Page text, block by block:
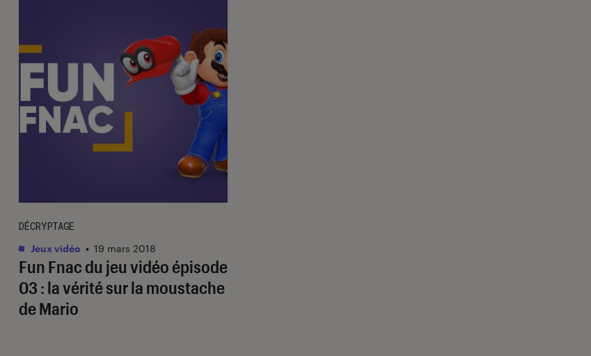
Fun Fnac du jeu vidéo épisode
03 : la vérité sur la moustache
de Mario
DÉCRYPTAGE
Jeux vidéo • 19 mars 2018